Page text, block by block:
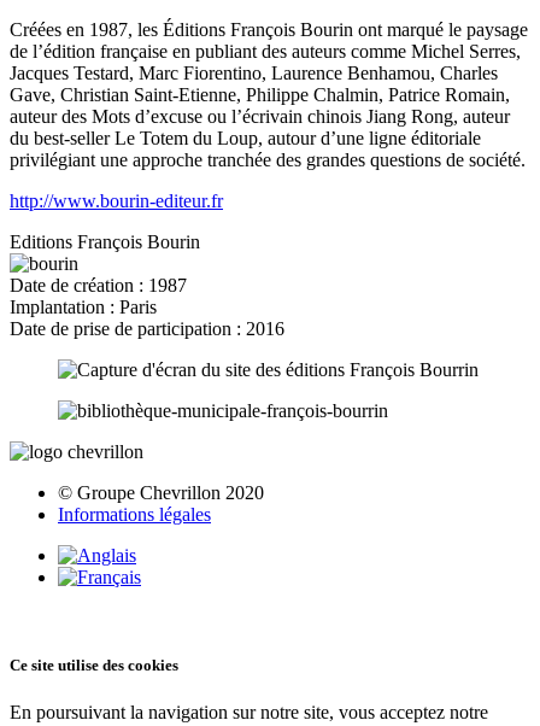
Créées en 1987, les Éditions François Bourin ont marqué le paysage
de l’édition française en publiant des auteurs comme Michel Serres,
Jacques Testard, Marc Fiorentino, Laurence Benhamou, Charles
Gave, Christian Saint-Etienne, Philippe Chalmin, Patrice Romain,
auteur des Mots d’excuse ou l’écrivain chinois Jiang Rong, auteur
du best-seller Le Totem du Loup, autour d’une ligne éditoriale
privilégiant une approche tranchée des grandes questions de société.
http://www.bourin-editeur.fr
Editions François Bourin
Date de création : 1987
Implantation : Paris
Date de prise de participation : 2016
© Groupe Chevrillon 2020
Informations légales
Ce site utilise des cookies
En poursuivant la navigation sur notre site, vous acceptez notre